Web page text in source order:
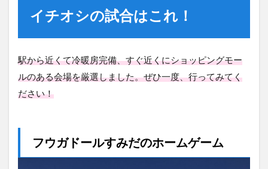
イチオシの試合はこれ！
駅から近くて冷暖房完備、すぐ近くにショッピングモー
ルのある会場を厳選しました。ぜひ一度、行ってみてく
ださい！
フウガドールすみだのホームゲーム